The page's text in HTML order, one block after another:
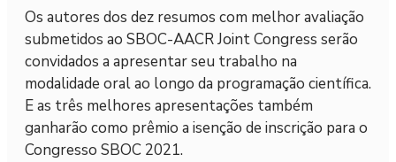
Os autores dos dez resumos com melhor avaliação
submetidos ao SBOC-AACR Joint Congress serão
convidados a apresentar seu trabalho na
modalidade oral ao longo da programação científica.
E as três melhores apresentações também
ganharão como prêmio a isenção de inscrição para o
Congresso SBOC 2021.